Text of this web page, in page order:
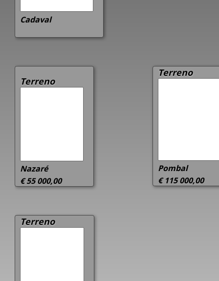
Cadaval
Terreno
Nazaré
€ 55 000,00
Terreno
Pombal
€ 115 000,00
Terreno